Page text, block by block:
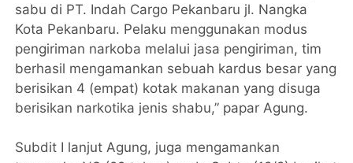
sabu di PT. Indah Cargo Pekanbaru jl. Nangka
Kota Pekanbaru. Pelaku menggunakan modus
pengiriman narkoba melalui jasa pengiriman, tim
berhasil mengamankan sebuah kardus besar yang
berisikan 4 (empat) kotak makanan yang disuga
berisikan narkotika jenis shabu,” papar Agung.
Subdit I lanjut Agung, juga mengamankan